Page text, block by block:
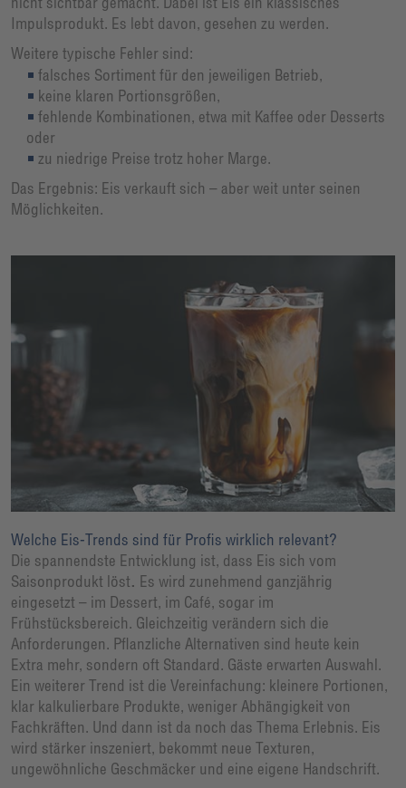
Impulsprodukt. Es lebt davon, gesehen zu werden.
Weitere typische Fehler sind:
falsches Sortiment für den jeweiligen Betrieb,
keine klaren Portionsgrößen,
fehlende Kombinationen, etwa mit Kaffee oder Desserts
oder
zu niedrige Preise trotz hoher Marge.
Das Ergebnis: Eis verkauft sich – aber weit unter seinen
Möglichkeiten.
Welche Eis-Trends sind für Profis wirklich relevant?
Die spannendste Entwicklung ist, dass Eis sich vom
Saisonprodukt löst. Es wird zunehmend ganzjährig
eingesetzt – im Dessert, im Café, sogar im
Frühstücksbereich. Gleichzeitig verändern sich die
Anforderungen. Pflanzliche Alternativen sind heute kein
Extra mehr, sondern oft Standard. Gäste erwarten Auswahl.
Ein weiterer Trend ist die Vereinfachung: kleinere Portionen,
klar kalkulierbare Produkte, weniger Abhängigkeit von
Fachkräften. Und dann ist da noch das Thema Erlebnis. Eis
wird stärker inszeniert, bekommt neue Texturen,
ungewöhnliche Geschmäcker und eine eigene Handschrift.